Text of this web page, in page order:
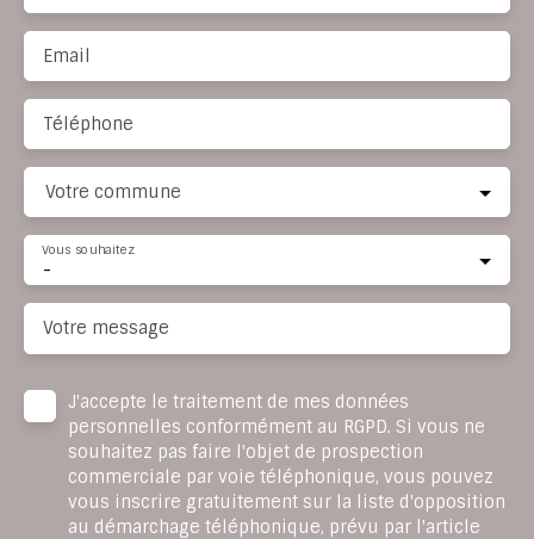
Email
Téléphone
Votre commune
-
Vous souhaitez
Votre message
J'accepte le traitement de mes données
personnelles conformément au RGPD. Si vous ne
souhaitez pas faire l'objet de prospection
commerciale par voie téléphonique, vous pouvez
vous inscrire gratuitement sur la liste d'opposition
au démarchage téléphonique, prévu par l'article